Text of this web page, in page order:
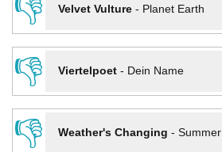
👎
Velvet Vulture- Planet Earth
👎
Viertelpoet- Dein Name
👎
Weather's Changing - Summer